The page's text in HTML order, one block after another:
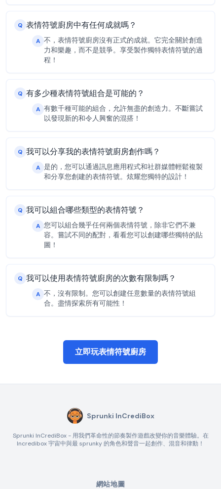
Q 表情符號廚房中有任何成就嗎？
A 不，表情符號廚房沒有正式的成就。它完全關於創造
力和樂趣，而不是競爭。享受製作獨特表情符號的過
程！
Q 有多少種表情符號組合是可能的？
A 有數千種可能的組合，允許無盡的創造力。不斷嘗試
以發現新的和令人興奮的混搭！
Q 我可以分享我的表情符號廚房創作嗎？
A 是的，您可以通過訊息應用程式和社群媒體輕鬆複製
和分享您創建的表情符號。炫耀您獨特的設計！
Q 我可以組合哪些類型的表情符號？
A 您可以組合幾乎任何兩個表情符號，除非它們不兼
容。嘗試不同的配對，看看您可以創建哪些獨特的貼
圖！
Q 我可以使用表情符號廚房的次數有限制嗎？
A 不，沒有限制。您可以創建任意數量的表情符號組
合。盡情探索所有可能性！
立即玩表情符號廚房
Sprunki InCrediBox
Sprunki InCrediBox - 用我們革命性的節奏製作遊戲改變你的音樂體驗。在
Incredibox 宇宙中與最 sprunky 的角色和聲音一起創作、混音和律動！
網站地圖